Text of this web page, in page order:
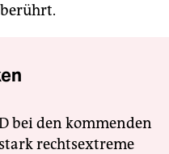
bei den kommenden
rechtsextreme